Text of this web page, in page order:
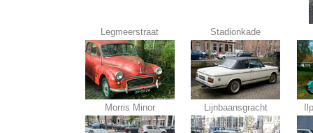
Legmeerstraat Stadionkade
Morris Minor Lijnbaansgracht